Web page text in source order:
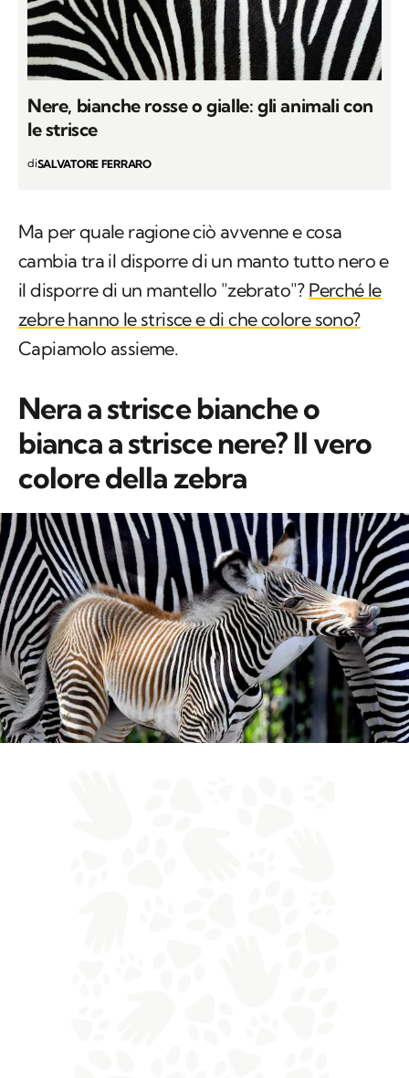
Nere, bianche rosse o gialle: gli animali con
le strisce
diSALVATORE FERRARO
Ma per quale ragione ciò avvenne e cosa
cambia tra il disporre di un manto tutto nero e
il disporre di un mantello "zebrato"? Perché le
zebre hanno le strisce e di che colore sono?
Capiamolo assieme.
Nera a strisce bianche o
bianca a strisce nere? Il vero
colore della zebra